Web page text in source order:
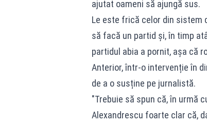
ajutat oameni să ajungă sus.
Le este frică celor din sistem
să facă un partid și, în timp
partidul abia a pornit, așa că
Anterior, într-o intervenție în
de a o susține pe jurnalistă.
"Trebuie să spun că, în urmă
Alexandrescu foarte clar că,